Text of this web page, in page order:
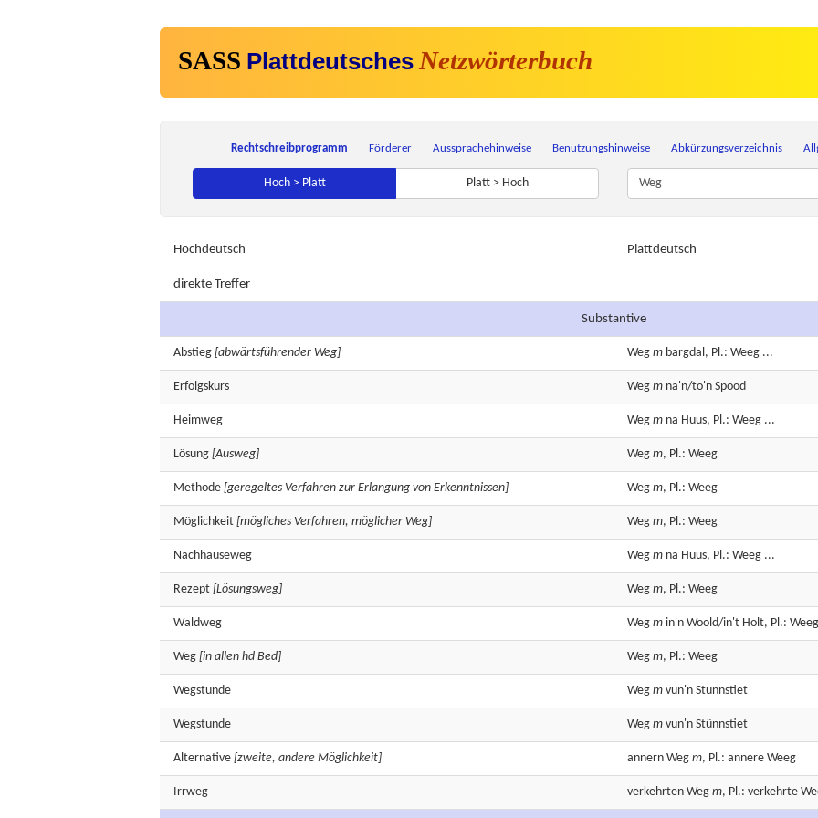
SASS Plattdeutsches Netzwörterbuch
Rechtschreibprogramm Förderer Aussprachehinweise Benutzungshinweise Abkürzungsverzeichnis
Hoch > Platt Platt > Hoch
Hochdeutsch Plattdeutsch
direkte Treffer
Substantive
Abstieg [abwärtsführender Weg] Weg m bargdal, Pl.: Weeg ...
Erfolgskurs Weg m na'n/to'n Spood
Heimweg Weg m na Huus, Pl.: Weeg ...
Lösung [Ausweg] Weg m, Pl.: Weeg
Methode [geregeltes Verfahren zur Erlangung von Erkenntnissen] Weg m, Pl.: Weeg
Möglichkeit [mögliches Verfahren, möglicher Weg] Weg m, Pl.: Weeg
Nachhauseweg Weg m na Huus, Pl.: Weeg ...
Rezept [Lösungsweg] Weg m, Pl.: Weeg
Waldweg Weg m in'n Woold/in't Holt, Pl.:
Weg [in allen hd Bed] Weg m, Pl.: Weeg
Wegstunde Weg m vun'n Stunnstiet
Wegstunde Weg m vun'n Stünnstiet
Alternative [zweite, andere Möglichkeit] annern Weg m, Pl.: annere Weeg
Irrweg verkehrten Weg m, Pl.: verkehrte